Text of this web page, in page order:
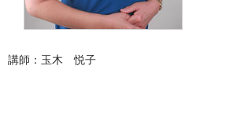
講師：玉木 悦子